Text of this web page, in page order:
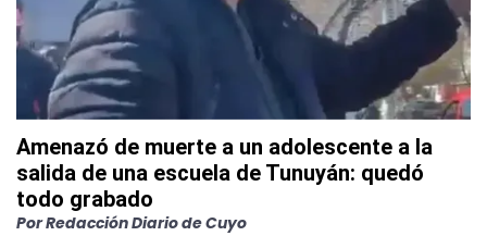
Amenazó de muerte a un adolescente a la
salida de una escuela de Tunuyán: quedó
todo grabado
PorRedacción Diario de Cuyo